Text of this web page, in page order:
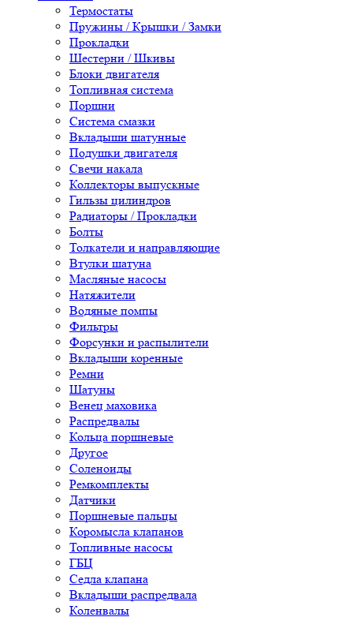
Термостаты
Пружины / Крышки / Замки
Прокладки
Шестерни / Шкивы
Блоки двигателя
Топливная система
Поршни
Система смазки
Вкладыши шатунные
Подушки двигателя
Свечи накала
Коллекторы выпускные
Гильзы цилиндров
Радиаторы / Прокладки
Болты
Толкатели и направляющие
Втулки шатуна
Масляные насосы
Натяжители
Водяные помпы
Фильтры
Форсунки и распылители
Вкладыши коренные
Ремни
Шатуны
Венец маховика
Распредвалы
Кольца поршневые
Другое
Соленоиды
Ремкомплекты
Датчики
Поршневые пальцы
Коромысла клапанов
Топливные насосы
ГБЦ
Седла клапана
Вкладыши распредвала
Коленвалы